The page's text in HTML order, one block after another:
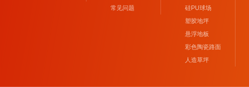
常见问题
硅PU球场
塑胶地坪
悬浮地板
彩色陶瓷路面
人造草坪